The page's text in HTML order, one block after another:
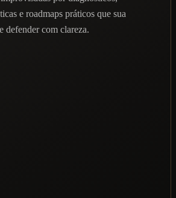
e roadmaps práticos que sua
defender com clareza.